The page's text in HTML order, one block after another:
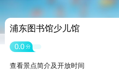
浦东图书馆少儿馆
0.0 分
查看景点简介及开放时间